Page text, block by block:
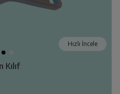
Hızlı İncele